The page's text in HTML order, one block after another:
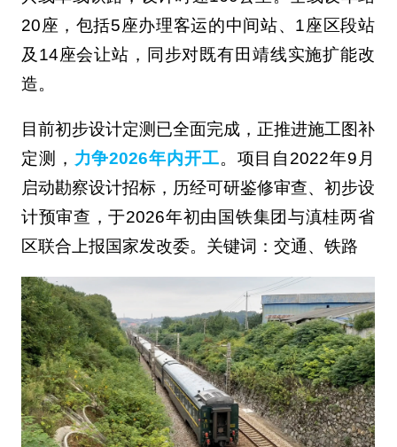
20座，包括5座办理客运的中间站、1座区段站
及14座会让站，同步对既有田靖线实施扩能改
造。
目前初步设计定测已全面完成，正推进施工图补
定测， 力争2026年内开工。项目自2022年9月
启动勘察设计招标，历经可研鉴修审查、初步设
计预审查，于2026年初由国铁集团与滇桂两省
区联合上报国家发改委。关键词：交通、铁路